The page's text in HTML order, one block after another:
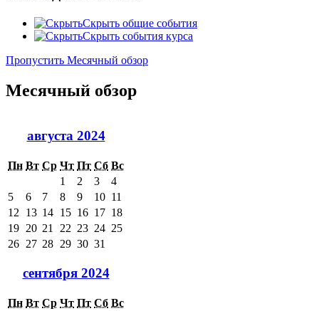
Скрыть общие события
Скрыть события курса
Пропустить Месячный обзор
Месячный обзор
августа 2024
Пн Вт Ср Чт Пт Сб Вс
1
2 3
4
5
6 7 8 9 10 11
12
13 14 15 16 17 18
19 20 21 22 23 24 25
26 27 28 29 30 31
сентября 2024
Пн Вт Ср Чт Пт Сб Вс